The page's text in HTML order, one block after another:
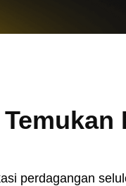
Temukan
perdagangan